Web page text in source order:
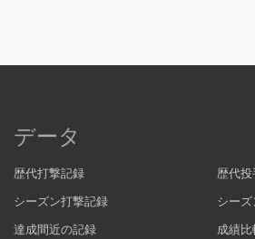
データ
歴代打撃記録
歴代
シーズン打撃記録
シー
達成間近の記録
成績比